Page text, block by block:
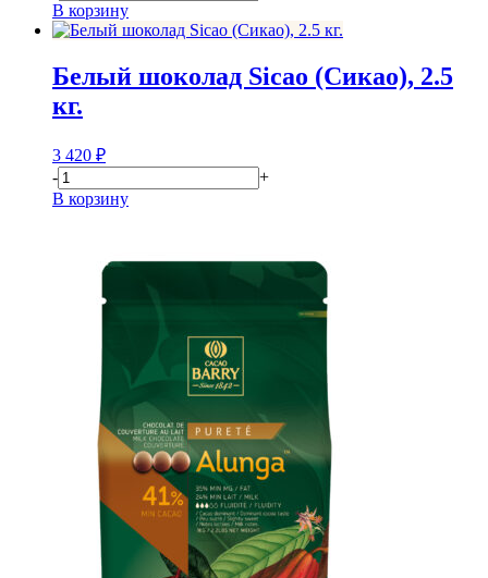
В корзину
Белый шоколад Sicao (Сикао), 2.5
кг.
3 420 ₽
-
+
В корзину